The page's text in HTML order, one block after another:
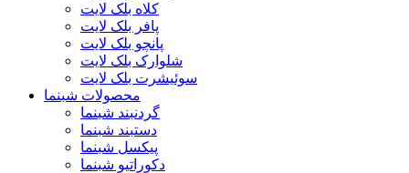
کلاه بلک لایت
پافر بلک لایت
پانچو بلک لایت
شلوارک بلک لایت
سوئیشرت بلک لایت
محصولات شبنما
گردنبند شبنما
دستبند شبنما
پیکسل شبنما
دکوراتیو شبنما